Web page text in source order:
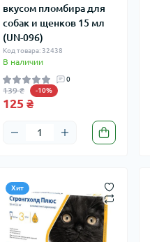
вкусом пломбира для
собак и щенков 15 мл
(UN-096)
Код товара: 32438
В наличии
0
139 ₴ -10%
125 ₴
Хит